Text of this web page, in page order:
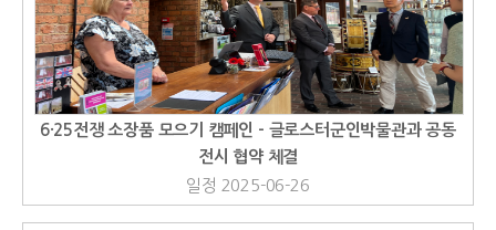
6·25전쟁 소장품 모으기 캠페인 - 글로스터군인박물관과 공동
전시 협약 체결
일정 2025-06-26